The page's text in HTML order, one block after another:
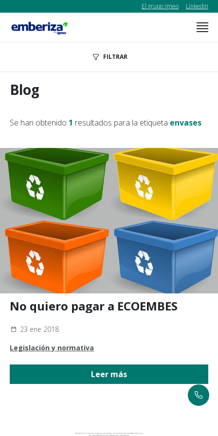
El grupo igneo Linkedin
FILTRAR
Blog
Se han obtenido 1 resultados para la etiqueta envases
No quiero pagar a ECOEMBES
23 ene 2018
Legislación y normativa
Leer más